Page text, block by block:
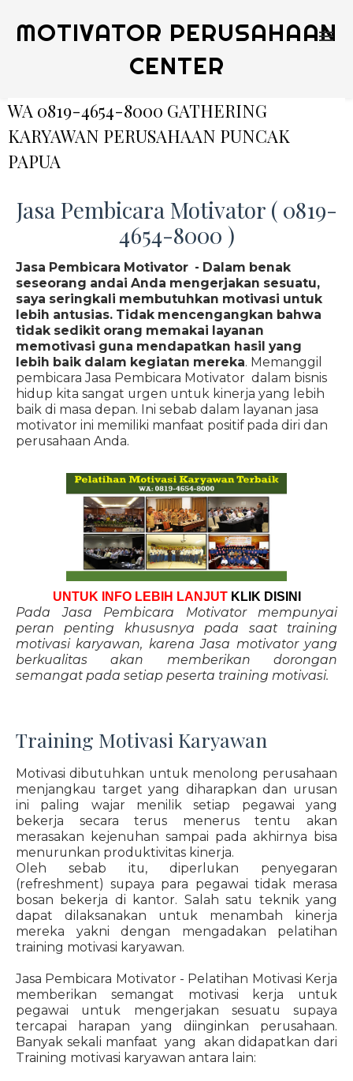
MOTIVATOR PERUSAHAAN
CENTER
WA 0819-4654-8000 GATHERING
KARYAWAN PERUSAHAAN PUNCAK
PAPUA
Jasa Pembicara Motivator ( 0819-
4654-8000 )
Jasa Pembicara Motivator - Dalam benak
seseorang andai Anda mengerjakan sesuatu,
saya seringkali membutuhkan motivasi untuk
lebih antusias. Tidak mencengangkan bahwa
tidak sedikit orang memakai layanan
memotivasi guna mendapatkan hasil yang
lebih baik dalam kegiatan mereka. Memanggil
pembicara Jasa Pembicara Motivator dalam bisnis
hidup kita sangat urgen untuk kinerja yang lebih
baik di masa depan. Ini sebab dalam layanan jasa
motivator ini memiliki manfaat positif pada diri dan
perusahaan Anda.
UNTUK INFO LEBIH LANJUT KLIK DISINI
Pada Jasa Pembicara Motivator mempunyai
peran penting khususnya pada saat training
motivasi karyawan, karena Jasa motivator yang
berkualitas akan memberikan dorongan
semangat pada setiap peserta training motivasi.
Training Motivasi Karyawan
Motivasi dibutuhkan untuk menolong perusahaan
menjangkau target yang diharapkan dan urusan
ini paling wajar menilik setiap pegawai yang
bekerja secara terus menerus tentu akan
merasakan kejenuhan sampai pada akhirnya bisa
menurunkan produktivitas kinerja.
Oleh sebab itu, diperlukan penyegaran
(refreshment) supaya para pegawai tidak merasa
bosan bekerja di kantor. Salah satu teknik yang
dapat dilaksanakan untuk menambah kinerja
mereka yakni dengan mengadakan pelatihan
training motivasi karyawan.
Jasa Pembicara Motivator - Pelatihan Motivasi Kerja
memberikan semangat motivasi kerja untuk
pegawai untuk mengerjakan sesuatu supaya
tercapai harapan yang diinginkan perusahaan.
Banyak sekali manfaat yang akan didapatkan dari
Training motivasi karyawan antara lain: